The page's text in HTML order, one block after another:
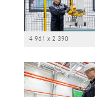
4 961 x 2 390